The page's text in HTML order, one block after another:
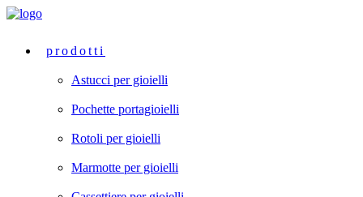
prodotti
Astucci per gioielli
Pochette portagioielli
Rotoli per gioielli
Marmotte per gioielli